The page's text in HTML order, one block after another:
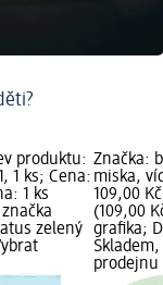
produktu:
1 ks; Cena:
1 ks
zelený
Značka:
miska,
109,00
(109,00
grafika;
prodejnu